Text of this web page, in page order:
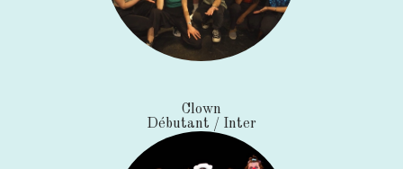
Clown
Débutant / Inter